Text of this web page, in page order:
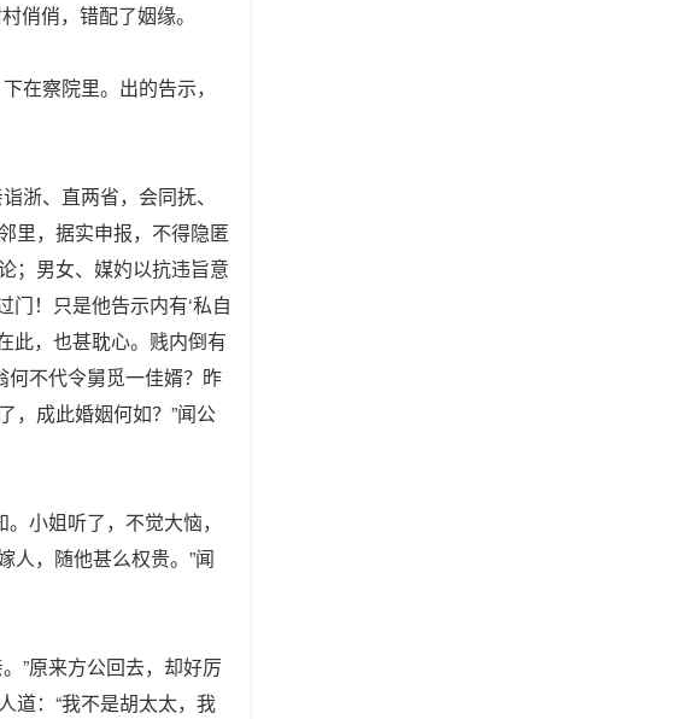
俏俏，错配了姻缘。
在察院里。出的告示，
浙、直两省，会同抚、
里，据实申报，不得隐匿
；男女、媒妁以抗违旨意
门！只是他告示内有‘私自
此，也甚耽心。贱内倒有
何不代令舅觅一佳婿？昨
，成此婚姻何如？”闻公
小姐听了，不觉大恼，
人，随他甚么权贵。”闻
”原来方公回去，却好厉
道：“我不是胡太太，我